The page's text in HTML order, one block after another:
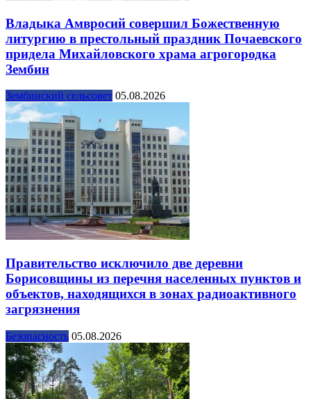
Владыка Амвросий совершил Божественную
литургию в престольный праздник Почаевского
придела Михайловского храма агрогородка
Зембин
Зембинский сельсовет 05.08.2026
Правительство исключило две деревни
Борисовщины из перечня населенных пунктов и
объектов, находящихся в зонах радиоактивного
загрязнения
Безопасность 05.08.2026